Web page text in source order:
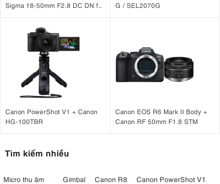
Sigma 18-50mm F2.8 DC DN for
G / SEL2070G
Canon PowerShot V1 + Canon
HG-100TBR
Canon EOS R6 Mark II Body +
Canon RF 50mm F1.8 STM
Tìm kiếm nhiều
Micro thu âm Gimbal Canon R8
Canon PowerShot V1